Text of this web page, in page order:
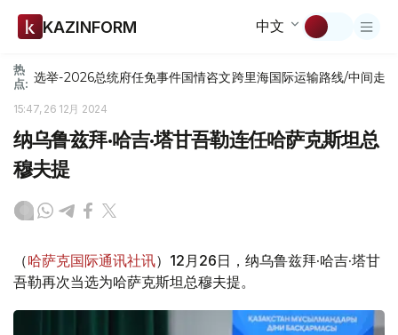
KAZINFORM 中文
热
点: 选举-2026总统府任免事件国情咨文跨里海国际运输路线/中间走廊
15:47, 26 12月 2024
纳乌鲁兹拜·哈吉·塔甘吾勒连任哈萨克斯坦总
穆夫提
（哈萨克国际通讯社讯）12月26日，纳乌鲁兹拜·哈吉·塔甘
吾勒再次当选为哈萨克斯坦总穆夫提。